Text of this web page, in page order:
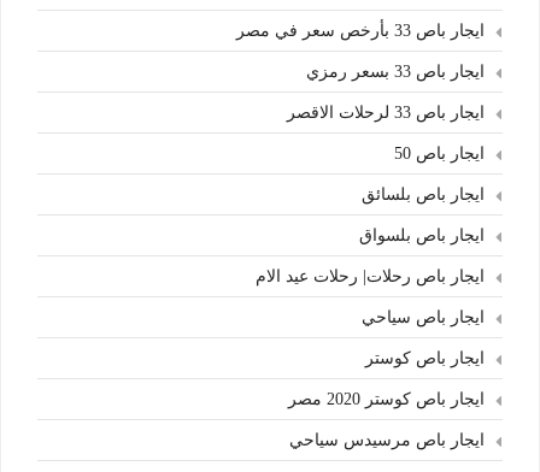
ايجار باص 33 بأرخص سعر في مصر
ايجار باص 33 بسعر رمزي
ايجار باص 33 لرحلات الاقصر
ايجار باص 50
ايجار باص بلسائق
ايجار باص بلسواق
ايجار باص رحلات| رحلات عيد الام
ايجار باص سياحي
ايجار باص كوستر
ايجار باص كوستر 2020 مصر
ايجار باص مرسيدس سياحي